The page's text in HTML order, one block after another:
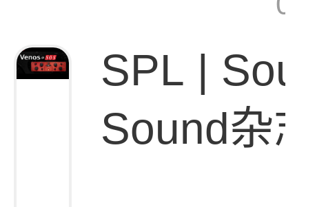
SPL |
Sound杂